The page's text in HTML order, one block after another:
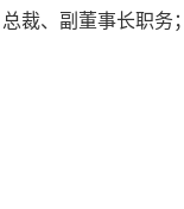
裁、副董事长职务；